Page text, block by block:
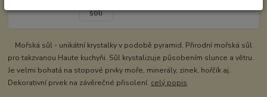
Mořská sůl - unikátní krystalky v podobě pyramid. Přirodní mořská sůl
pro takzvanou Haute kuchyňi. Sůl krystalizuje působením slunce a větru.
Je velmi bohatá na stopové prvky moře, minerály, zinek, hořčík aj.
Dekorativní prvek na závěrečné přisolení. celý popis